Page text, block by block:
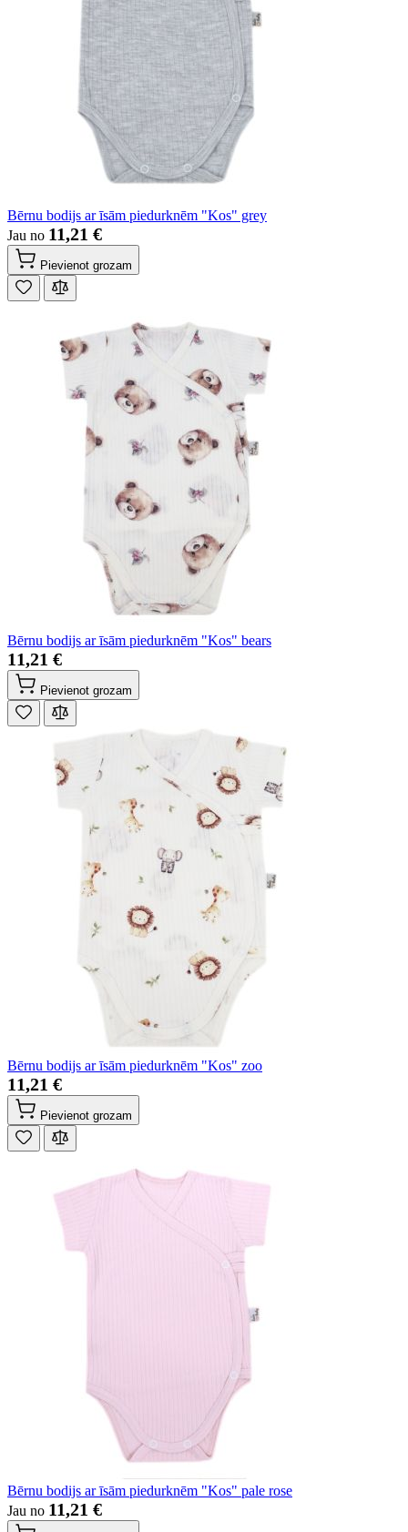
Bērnu bodijs ar īsām piedurknēm "Kos" grey
Jau no 11,21 €
Pievienot grozam
Bērnu bodijs ar īsām piedurknēm "Kos" bears
11,21 €
Pievienot grozam
Bērnu bodijs ar īsām piedurknēm "Kos" zoo
11,21 €
Pievienot grozam
Bērnu bodijs ar īsām piedurknēm "Kos" pale rose
Jau no 11,21 €